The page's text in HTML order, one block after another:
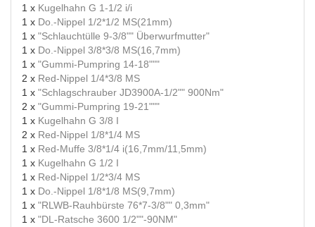
1 x Kugelhahn G 1-1/2 i/i
1 x Do.-Nippel 1/2*1/2 MS(21mm)
1 x "Schlauchtülle 9-3/8"" Überwurfmutter"
1 x Do.-Nippel 3/8*3/8 MS(16,7mm)
1 x "Gummi-Pumpring 14-18"""
2 x Red-Nippel 1/4*3/8 MS
1 x "Schlagschrauber JD3900A-1/2"" 900Nm"
2 x "Gummi-Pumpring 19-21"""
1 x Kugelhahn G 3/8 I
2 x Red-Nippel 1/8*1/4 MS
1 x Red-Muffe 3/8*1/4 i(16,7mm/11,5mm)
1 x Kugelhahn G 1/2 I
1 x Red-Nippel 1/2*3/4 MS
1 x Do.-Nippel 1/8*1/8 MS(9,7mm)
1 x "RLWB-Rauhbürste 76*7-3/8"" 0,3mm"
1 x "DL-Ratsche 3600 1/2""-90NM"